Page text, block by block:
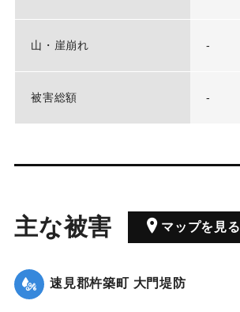
山・崖崩れ -
被害総額 -
主な被害 マップを見る
速見郡杵築町 大門堤防